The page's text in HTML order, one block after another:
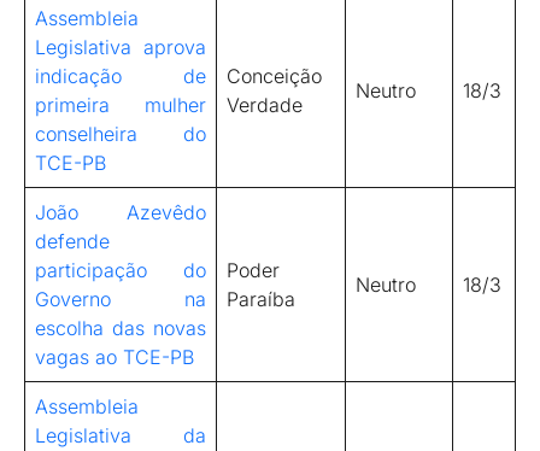
Assembleia
Legislativa aprova
indicação de
primeira mulher
conselheira do
TCE-PB
Conceição
Verdade
Neutro 18/3
João Azevêdo
defende
participação do
Governo na
escolha das novas
vagas ao TCE-PB
Poder
Paraíba
Neutro 18/3
Assembleia
Legislativa da